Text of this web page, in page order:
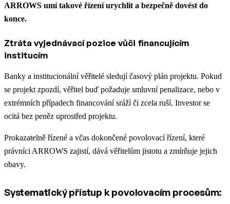
ARROWS umí takové řízení urychlit a bezpečně dovést do
konce.
Ztráta vyjednávací pozice vůči financujícím
institucím
Banky a institucionální věřitelé sledují časový plán projektu. Pokud
se projekt zpozdí, věřitel buď požaduje smluvní penalizace, nebo v
extrémních případech financování sráží či zcela ruší. Investor se
ocitá bez peněz uprostřed projektu.
Prokazatelně řízené a včas dokončené povolovací řízení, které
právníci ARROWS zajistí, dává věřitelům jistotu a zmírňuje jejich
obavy.
Systematický přístup k povolovacím procesům: